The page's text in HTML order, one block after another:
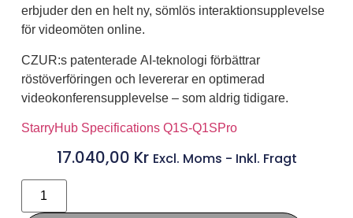
erbjuder den en helt ny, sömlös interaktionsupplevelse
för videomöten online.
CZUR:s patenterade AI-teknologi förbättrar
röstöverföringen och levererar en optimerad
videokonferensupplevelse – som aldrig tidigare.
StarryHub Specifications Q1S-Q1SPro
17.040,00 Kr Excl. Moms - Inkl. Fragt